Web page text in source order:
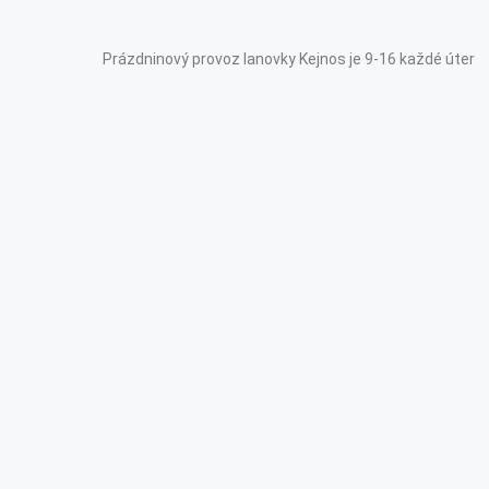
Prázdninový provoz lanovky Kejnos je 9-16 každé úterý, pátek,